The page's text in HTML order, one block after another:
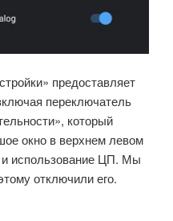
предоставляет
переключатель
который
окно в верхнем левом
и использование ЦП. Мы
отключили его.